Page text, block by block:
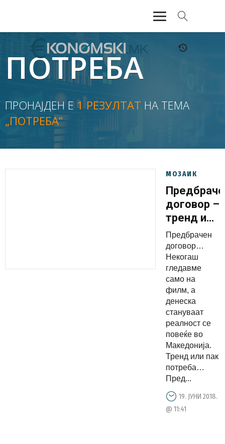
АКТУЕЛНО
ЕКОНОМИЈА
ФИНАНСИИ
БАНКАРСТВО
ЖИВОТ
ПОТРЕБА
ПРОНАЈДЕН Е1 РЕЗУЛТАТ НА ТЕМА
„ПОТРЕБА“
МОЗАИК
договор –
тренд или
потреба,
прво на
нотар, а
потоа
пред
матичар
Предбрачен
договор…
Некогаш
гледавме
само на
филм, а
денеска
стануваат
реалност се
повеќе во
Македонија.
Тренд или пак
потреба…
Пред...
19. ЈУНИ 2018.
@ 11:41